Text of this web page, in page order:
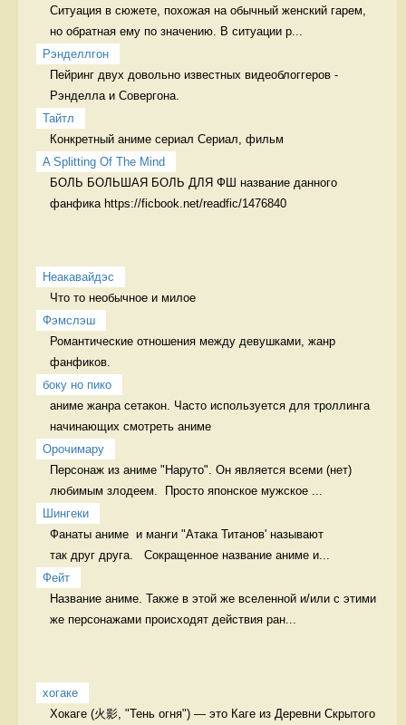
Ситуация в сюжете, похожая на обычный женский гарем,
но обратная ему по значению. В ситуации р...
Рэнделлгон
Пейринг двух довольно известных видеоблоггеров -
Рэнделла и Совергона.
Тайтл
Конкретный аниме сериал Сериал, фильм
A Splitting Of The Mind
БОЛЬ БОЛЬШАЯ БОЛЬ ДЛЯ ФШ название данного
фанфика https://ficbook.net/readfic/1476840
Неакавайдэс
Что то необычное и милое
Фэмслэш
Романтические отношения между девушками, жанр
фанфиков.
боку но пико
аниме жанра сетакон. Часто используется для троллинга
начинающих смотреть аниме
Орочимару
Персонаж из аниме "Наруто". Он является всеми (нет)
любимым злодеем.  Просто японское мужское ...
Шингеки
Фанаты аниме  и манги "Атака Титанов' называют
так друг друга.   Сокращенное название аниме и...
Фейт
Название аниме. Также в этой же вселенной и/или с этими
же персонажами происходят действия ран...
хогаке
Хокаге (火影, "Тень огня") — это Каге из Деревни Скрытого